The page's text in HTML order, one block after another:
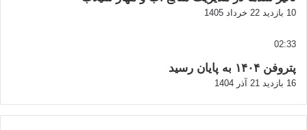
10 بازدید 22 خرداد 1405
02:33
پتروفن ۱۴۰۴ به پایان رسید
16 بازدید 21 آذر 1404